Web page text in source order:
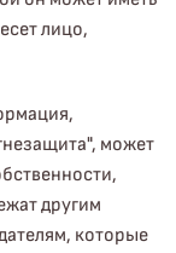
лицо,
может
другим
которые